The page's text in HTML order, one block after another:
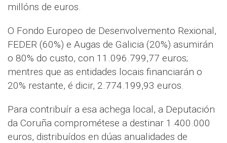
millóns de euros.
O Fondo Europeo de Desenvolvemento Rexional,
FEDER (60%) e Augas de Galicia (20%) asumirán
o 80% do custo, con 11.096.799,77 euros;
mentres que as entidades locais financiarán o
20% restante, é dicir, 2.774.199,93 euros.
Para contribuír a esa achega local, a Deputación
da Coruña comprométese a destinar 1.400.000
euros, distribuídos en dúas anualidades de